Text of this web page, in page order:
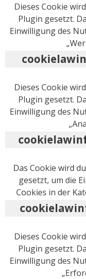
Dieses Cookie
Plugin gesetzt.
Einwilligung des
Dieses Cookie
Plugin gesetzt.
Einwilligung des
Das Cookie wird
gesetzt, um die
Cookies in der
Dieses Cookie
Plugin gesetzt.
Einwilligung des